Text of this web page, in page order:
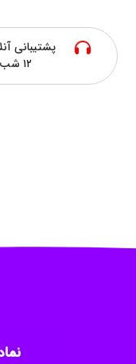
۱۲ شب